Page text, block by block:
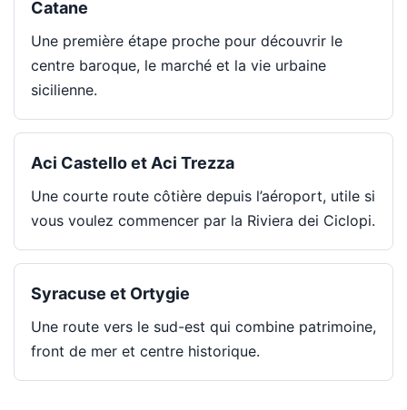
Catane
Une première étape proche pour découvrir le
centre baroque, le marché et la vie urbaine
sicilienne.
Aci Castello et Aci Trezza
Une courte route côtière depuis l’aéroport, utile si
vous voulez commencer par la Riviera dei Ciclopi.
Syracuse et Ortygie
Une route vers le sud-est qui combine patrimoine,
front de mer et centre historique.